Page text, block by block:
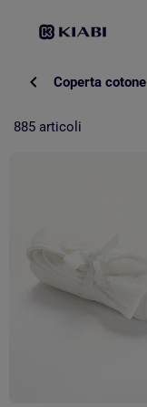
Coperta cotone
885 articoli